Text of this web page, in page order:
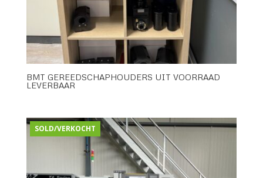
BMT GEREEDSCHAPHOUDERS UIT VOORRAAD
LEVERBAAR
SOLD/VERKOCHT